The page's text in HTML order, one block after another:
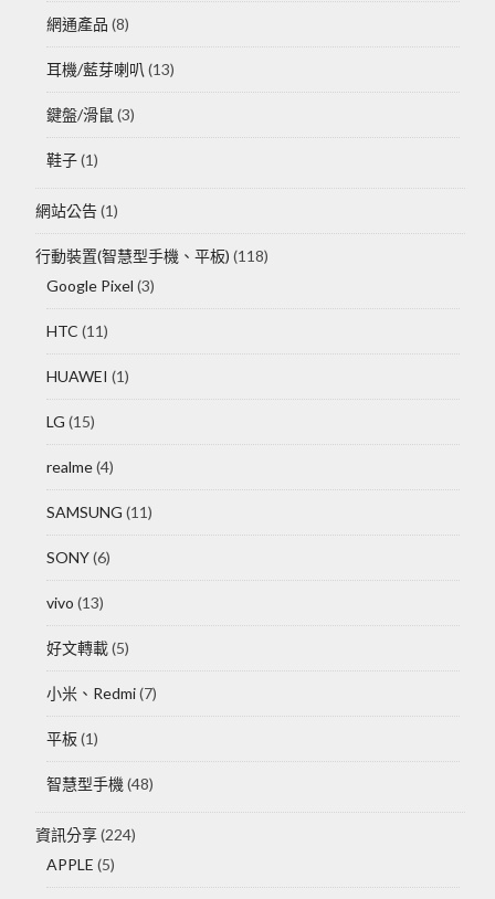
網通產品 (8)
耳機/藍芽喇叭 (13)
鍵盤/滑鼠 (3)
鞋子(1)
網站公告(1)
行動裝置(智慧型手機、平板) (118)
Google Pixel (3)
HTC (11)
HUAWEI (1)
LG (15)
realme(4)
SAMSUNG (11)
SONY(6)
vivo (13)
好文轉載(5)
小米、Redmi(7)
平板(1)
智慧型手機 (48)
資訊分享(224)
APPLE (5)